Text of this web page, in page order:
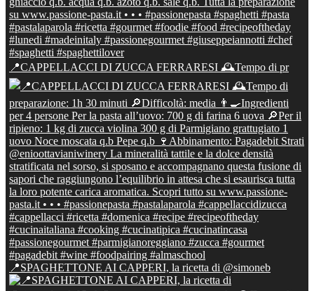
📍CAPPELLACCI DI ZUCCA FERRARESI 🕰Tempo di pr
📍SPAGHETTONE AI CAPPERI, la ricetta di @simoneb